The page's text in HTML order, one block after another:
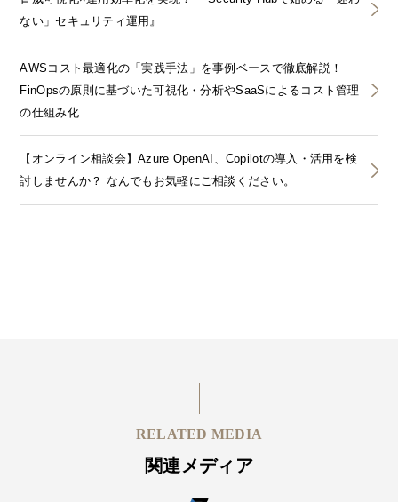
ない」セキュリティ運用』
AWSコスト最適化の「実践手法」を事例ベースで徹底解説！
FinOpsの原則に基づいた可視化・分析やSaaSによるコスト管理
の仕組み化
【オンライン相談会】Azure OpenAI、Copilotの導入・活用を検
討しませんか？ なんでもお気軽にご相談ください。
RELATED MEDIA
関連メディア